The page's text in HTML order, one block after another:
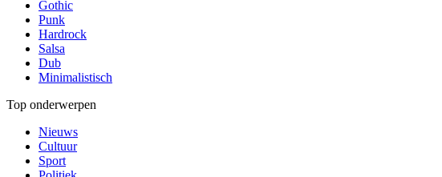
Gothic
Punk
Hardrock
Salsa
Dub
Minimalistisch
Top onderwerpen
Nieuws
Cultuur
Sport